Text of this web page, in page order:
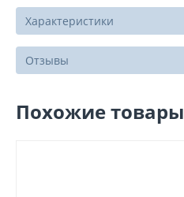
Характеристики
Отзывы
Похожие товары